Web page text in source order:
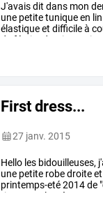
J'avaisdit dans mon
une petitetuniqueen lin
élastiqueet difficileà
de
février dernier, mais
First dress...
27 janv. 2015
Hello les bidouilleuses,
une petite robedroiteet
printemps-eté2014de
tissu
le mètre